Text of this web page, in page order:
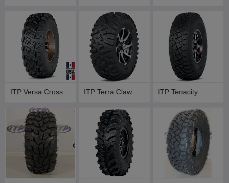
ITP Versa Cross ITP Terra Claw ITP Tenacity